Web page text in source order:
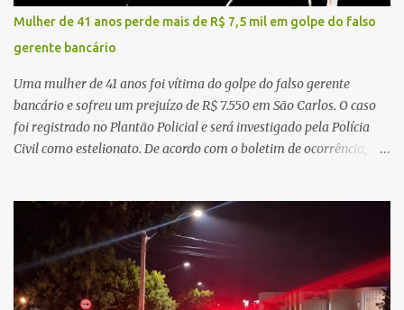
de demandas crescentes e recursos necessariamente limitados, a
principal missão da gestão pública não é apenas investir mais,
mas decidir melhor onde investir para produzir o maior benefício
possível à população. Essa reflexão encontra respaldo tanto na
teoria da admini...
Mulher de 41 anos perde mais de R$ 7,5 mil em golpe do falso
gerente bancário
Uma mulher de 41 anos foi vítima do golpe do falso gerente
bancário e sofreu um prejuízo de R$ 7.550 em São Carlos. O caso
foi registrado no Plantão Policial e será investigado pela Polícia
Civil como estelionato. De acordo com o boletim de ocorrência, a
suspeito alegou que seria necessário atualizar o cadastro da conta
e passou a orientar a vítima sobre os procedimentos que deveriam
ser realizados. Dias depois, o golpista enviou um documento em
PDF simulando uma comunicação oficial da instituição financeira.
Na sequência, entrou em contato por telefone e encaminhou um